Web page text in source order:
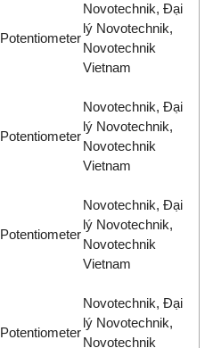
Potentiometer
Novotechnik, Đại
lý Novotechnik,
Novotechnik
Vietnam
Potentiometer
Novotechnik, Đại
lý Novotechnik,
Novotechnik
Vietnam
Potentiometer
Novotechnik, Đại
lý Novotechnik,
Novotechnik
Vietnam
Potentiometer
Novotechnik, Đại
lý Novotechnik,
Novotechnik